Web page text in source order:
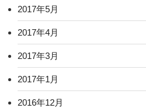
2017年5月
2017年4月
2017年3月
2017年1月
2016年12月